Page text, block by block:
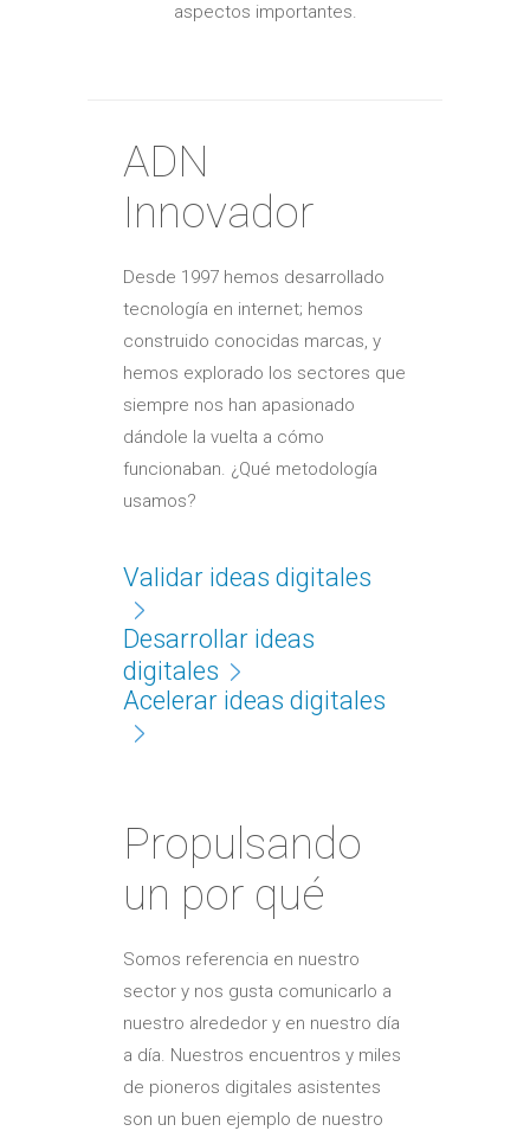
aspectos importantes.
ADN
Innovador
Desde 1997 hemos desarrollado
tecnología en internet; hemos
construido conocidas marcas, y
hemos explorado los sectores que
siempre nos han apasionado
dándole la vuelta a cómo
funcionaban. ¿Qué metodología
usamos?
Validar ideas digitales
Desarrollar ideas
digitales
Acelerar ideas digitales
Propulsando
un por qué
Somos referencia en nuestro
sector y nos gusta comunicarlo a
nuestro alrededor y en nuestro día
a día. Nuestros encuentros y miles
de pioneros digitales asistentes
son un buen ejemplo de nuestro